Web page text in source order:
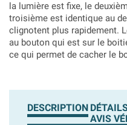
la lumière est fixe, le
troisième est identique au
clignotent plus rapidement.
au bouton qui est sur le
ce qui permet de cacher le
DESCRIPTION
AVIS